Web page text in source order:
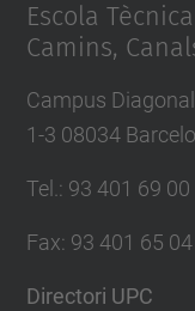
Escola
Camins,
Campus
1-3 08034
Tel.: 93 401 69 00
Fax: 93 401 65 04
Directori UPC